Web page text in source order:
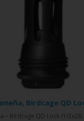
Birdcage QD
– Birdcage QD-Lock (1/